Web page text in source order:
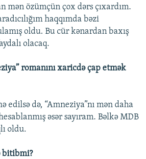
mən özümçün çox dərs çıxardım.
haqqımda bəzi
oldu. Bu cür kənardan baxış
olacaq.
romanını xaricdə çap etmək
edilsə də, “Amneziya”nı mən daha
əsər sayıram. Bəlkə MDB
oldu.
bitibmi?